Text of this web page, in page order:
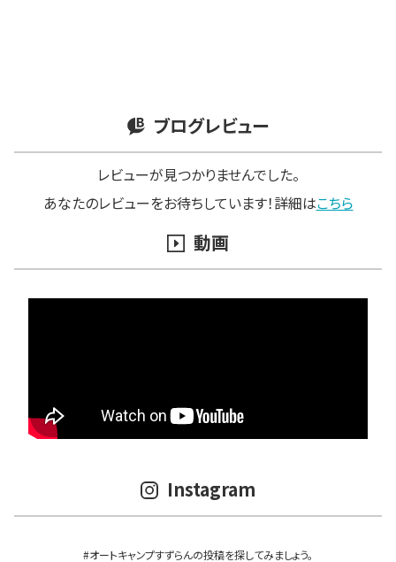
ブログレビュー
レビューが見つかりませんでした。
あなたのレビューをお待ちしています！詳細はこちら
動画
Instagram
#オートキャンプすずらんの投稿を探してみましょう。